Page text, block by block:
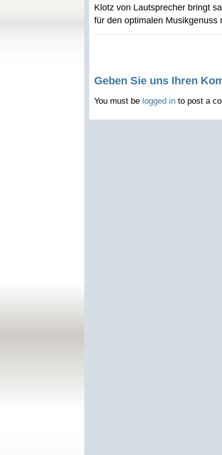
Klotz von Lautsprecher bringt
für den optimalen
Geben Sie uns Ihren
You must be logged in to post a